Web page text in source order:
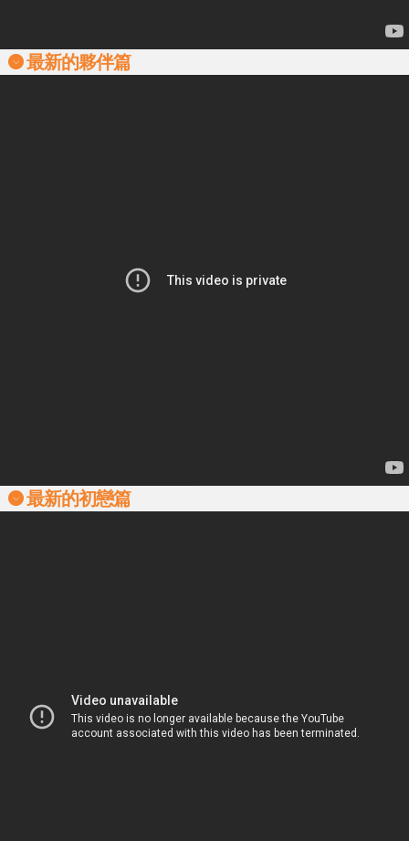
最新的夥伴篇
最新的初戀篇